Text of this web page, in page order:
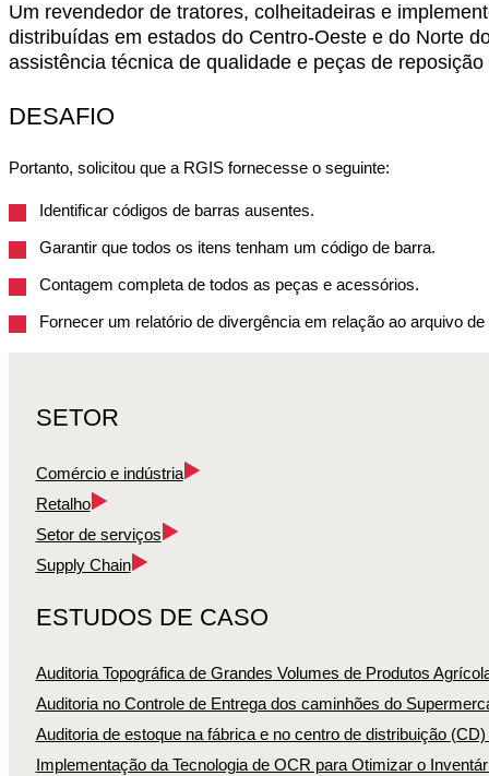
Um revendedor de tratores, colheitadeiras e
distribuídas em estados do Centro-Oeste e do Norte
assistência técnica de qualidade e peças de
DESAFIO
Portanto, solicitou que a RGIS fornecesse o seguinte:
Identificar códigos de barras ausentes.
Garantir que todos os itens tenham um código de barra.
Contagem completa de todos as peças e acessórios.
Fornecer um relatório de divergência em relação ao arquivo
SETOR
Comércio e indústria
Retalho
Setor de serviços
Supply Chain
ESTUDOS DE CASO
Auditoria Topográfica de Grandes Volumes de Produtos
Auditoria no Controle de Entrega dos caminhões do
Auditoria de estoque na fábrica e no centro de distribuição
Implementação da Tecnologia de OCR para Otimizar o